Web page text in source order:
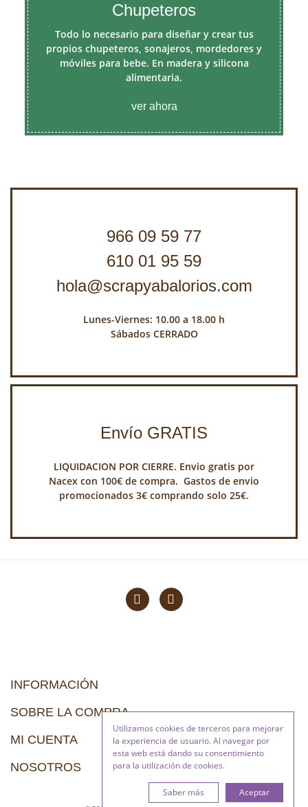
Utilizamos cookies de terceros para mejorar
la experiencia de usuario. Al navegar por
esta web está dando su consentimiento
para la utilización de cookies.
Aceptar
Saber más
Chupeteros
Todo lo necesario para diseñar y crear tus
propios chupeteros, sonajeros, mordedores y
móviles para bebe. En madera y silicona
alimentaria.
ver ahora
966 09 59 77
610 01 95 59
hola@scrapyabalorios.com
Lunes-Viernes: 10.00 a 18.00 h
Sábados CERRADO
Envío GRATIS
LIQUIDACION POR CIERRE. Envio gratis por
Nacex con 100€ de compra. Gastos de envio
promocionados 3€ comprando solo 25€.
INFORMACIÓN
SOBRE LA COMPRA
MI CUENTA
NOSOTROS